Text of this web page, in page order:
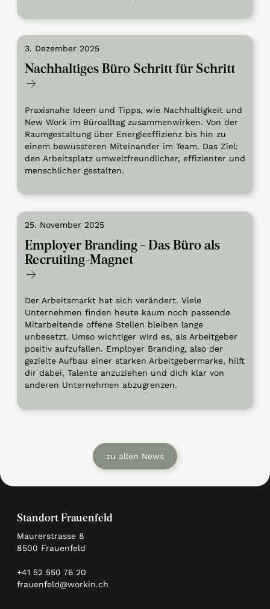
3. Dezember 2025
Nachhaltiges Büro Schritt für Schritt
Praxisnahe Ideen und Tipps, wie Nachhaltigkeit und
New Work im Büroalltag zusammenwirken. Von der
Raumgestaltung über Energieeffizienz bis hin zu
einem bewussteren Miteinander im Team. Das Ziel:
den Arbeitsplatz umweltfreundlicher, effizienter und
menschlicher gestalten.
25. November 2025
Employer Branding - Das Büro als
Recruiting-Magnet
Der Arbeitsmarkt hat sich verändert. Viele
Unternehmen finden heute kaum noch passende
Mitarbeitende offene Stellen bleiben lange
unbesetzt. Umso wichtiger wird es, als Arbeitgeber
positiv aufzufallen. Employer Branding, also der
gezielte Aufbau einer starken Arbeitgebermarke, hilft
dir dabei, Talente anzuziehen und dich klar von
anderen Unternehmen abzugrenzen.
zu allen News
Standort Frauenfeld
Maurerstrasse 8
8500 Frauenfeld
+41 52 550 76 20
frauenfeld@workin.ch